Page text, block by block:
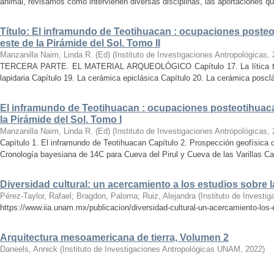
Título: El inframundo de Teotihuacan : ocupaciones
este de la Pirámide del Sol. Tomo II
Manzanilla Naim, Linda R. (Ed) ( Instituto de Investigaciones Antropológicas,
TERCERA PARTE. EL MATERIAL ARQUEOLÓGICO Capítulo 17. La
lapidaria Capítulo 19. La cerámica epiclásica Capítulo 20. La cerámica
El inframundo de Teotihuacan : ocupaciones
la Pirámide del Sol. Tomo I
Manzanilla Naim, Linda R. (Ed) ( Instituto de Investigaciones Antropológicas,
Capítulo 1. El inframundo de Teotihuacan Capítulo 2. Prospección geofísica
Cronología bayesiana de 14C para Cueva del Pirul y Cueva de las Varillas
Diversidad cultural: un acercamiento a los estudios sobre
Pérez-Taylor, Rafael ; Bragdon, Paloma; Ruiz, Alejandra ( Instituto de
https://www.iia.unam.mx/publicacion/diversidad-cultural-un-acercamiento-
Arquitectura mesoamericana de tierra, Volumen 2
Daneels, Annick ( Instituto de Investigaciones Antropológicas UNAM , 2022)